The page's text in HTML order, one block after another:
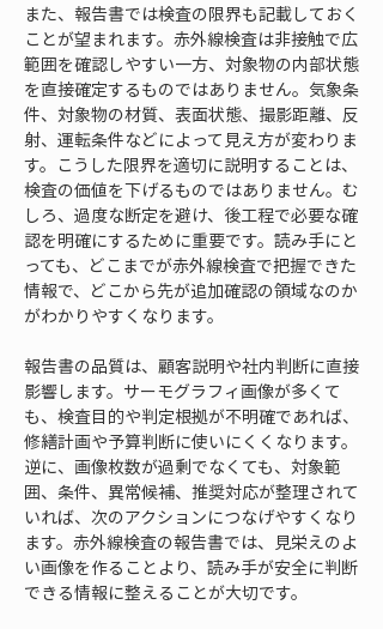
また、報告書では検査の限界も記載しておく
ことが望まれます。赤外線検査は非接触で広
範囲を確認しやすい一方、対象物の内部状態
を直接確定するものではありません。気象条
件、対象物の材質、表面状態、撮影距離、反
射、運転条件などによって見え方が変わりま
す。こうした限界を適切に説明することは、
検査の価値を下げるものではありません。む
しろ、過度な断定を避け、後工程で必要な確
認を明確にするために重要です。読み手にと
っても、どこまでが赤外線検査で把握できた
情報で、どこから先が追加確認の領域なのか
がわかりやすくなります。
報告書の品質は、顧客説明や社内判断に直接
影響します。サーモグラフィ画像が多くて
も、検査目的や判定根拠が不明確であれば、
修繕計画や予算判断に使いにくくなります。
逆に、画像枚数が過剰でなくても、対象範
囲、条件、異常候補、推奨対応が整理されて
いれば、次のアクションにつなげやすくなり
ます。赤外線検査の報告書では、見栄えのよ
い画像を作ることより、読み手が安全に判断
できる情報に整えることが大切です。